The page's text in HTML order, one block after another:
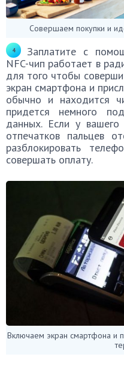
Совершаем покупки и
Заплатите с
NFC-чип работает в
для того чтобы
экран смартфона и
обычно и находится
придется немного
данных. Если у вашего
отпечатков пальцев
разблокировать
совершать оплату.
Включаем экран смартфона и